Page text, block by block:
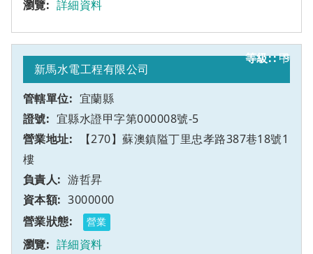
詳細資料
9
新馬水電工程有限公司
宜蘭縣
宜縣水證甲字第000008號-5
【270】蘇澳鎮隘丁里忠孝路387巷18號1
樓
甲
游哲昇
3000000
營業
詳細資料